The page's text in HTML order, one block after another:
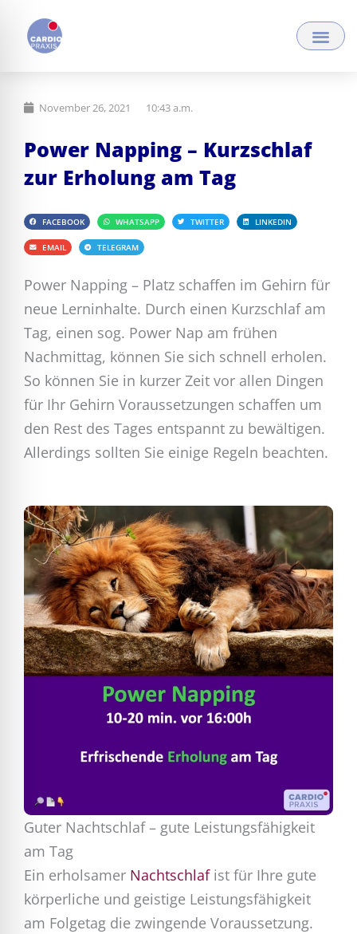
Inhalt
springen
November 26, 2021 10:43 a.m.
Power Napping – Kurzschlaf
zur Erholung am Tag
FACEBOOK WHATSAPP TWITTER LINKEDIN
EMAIL TELEGRAM
Power Napping – Platz schaffen im Gehirn für
neue Lerninhalte. Durch einen Kurzschlaf am
Tag, einen sog. Power Nap am frühen
Nachmittag, können Sie sich schnell erholen.
So können Sie in kurzer Zeit vor allen Dingen
für Ihr Gehirn Voraussetzungen schaffen um
den Rest des Tages entspannt zu bewältigen.
Allerdings sollten Sie einige Regeln beachten.
Guter Nachtschlaf – gute Leistungsfähigkeit
am Tag
Ein erholsamer Nachtschlafist für Ihre gute
körperliche und geistige Leistungsfähigkeit
am Folgetag die zwingende Voraussetzung.